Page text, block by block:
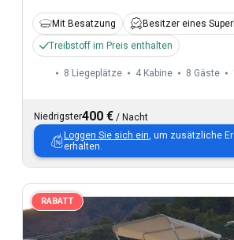
Mit Besatzung
Besitzer eines
Treibstoff im Preis enthalten
8 Liegeplätze 4 Kabine 8 Gäste
Niedrigster400 € / Nacht
Loggen Sie sich ein , um zusätzliche
erhalten.
RABATT